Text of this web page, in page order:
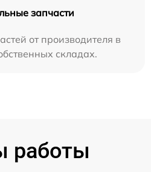
запчасти
от производителя в
складах.
работы